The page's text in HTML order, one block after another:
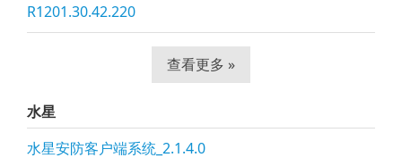
R1201.30.42.220
查看更多 »
水星
水星安防客户端系统_2.1.4.0